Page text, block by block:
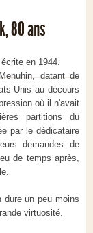
80 ans
en 1944.
datant de
Unis au décours
où il n'avait
partitions du
par le dédicataire
demandes de
de temps après,
dure un peu moins
virtuosité.